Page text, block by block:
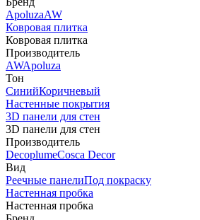
ApoluzaAW
Ковровая плитка
Ковровая плитка
Производитель
AWApoluza
Тон
СинийКоричневый
Настенные покрытия
3D панели для стен
3D панели для стен
Производитель
DecoplumeCosca Decor
Вид
Реечные панелиПод покраску
Настенная пробка
Настенная пробка